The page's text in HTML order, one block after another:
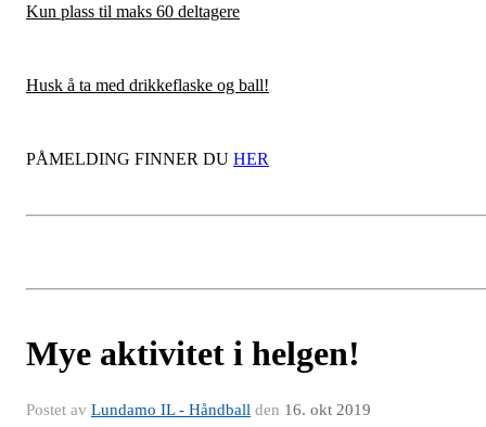
Kun plass til maks 60 deltagere
Husk å ta med drikkeflaske og ball!
PÅMELDING FINNER DU HER
Mye aktivitet i helgen!
Postet av Lundamo IL - Håndball den 16. okt 2019